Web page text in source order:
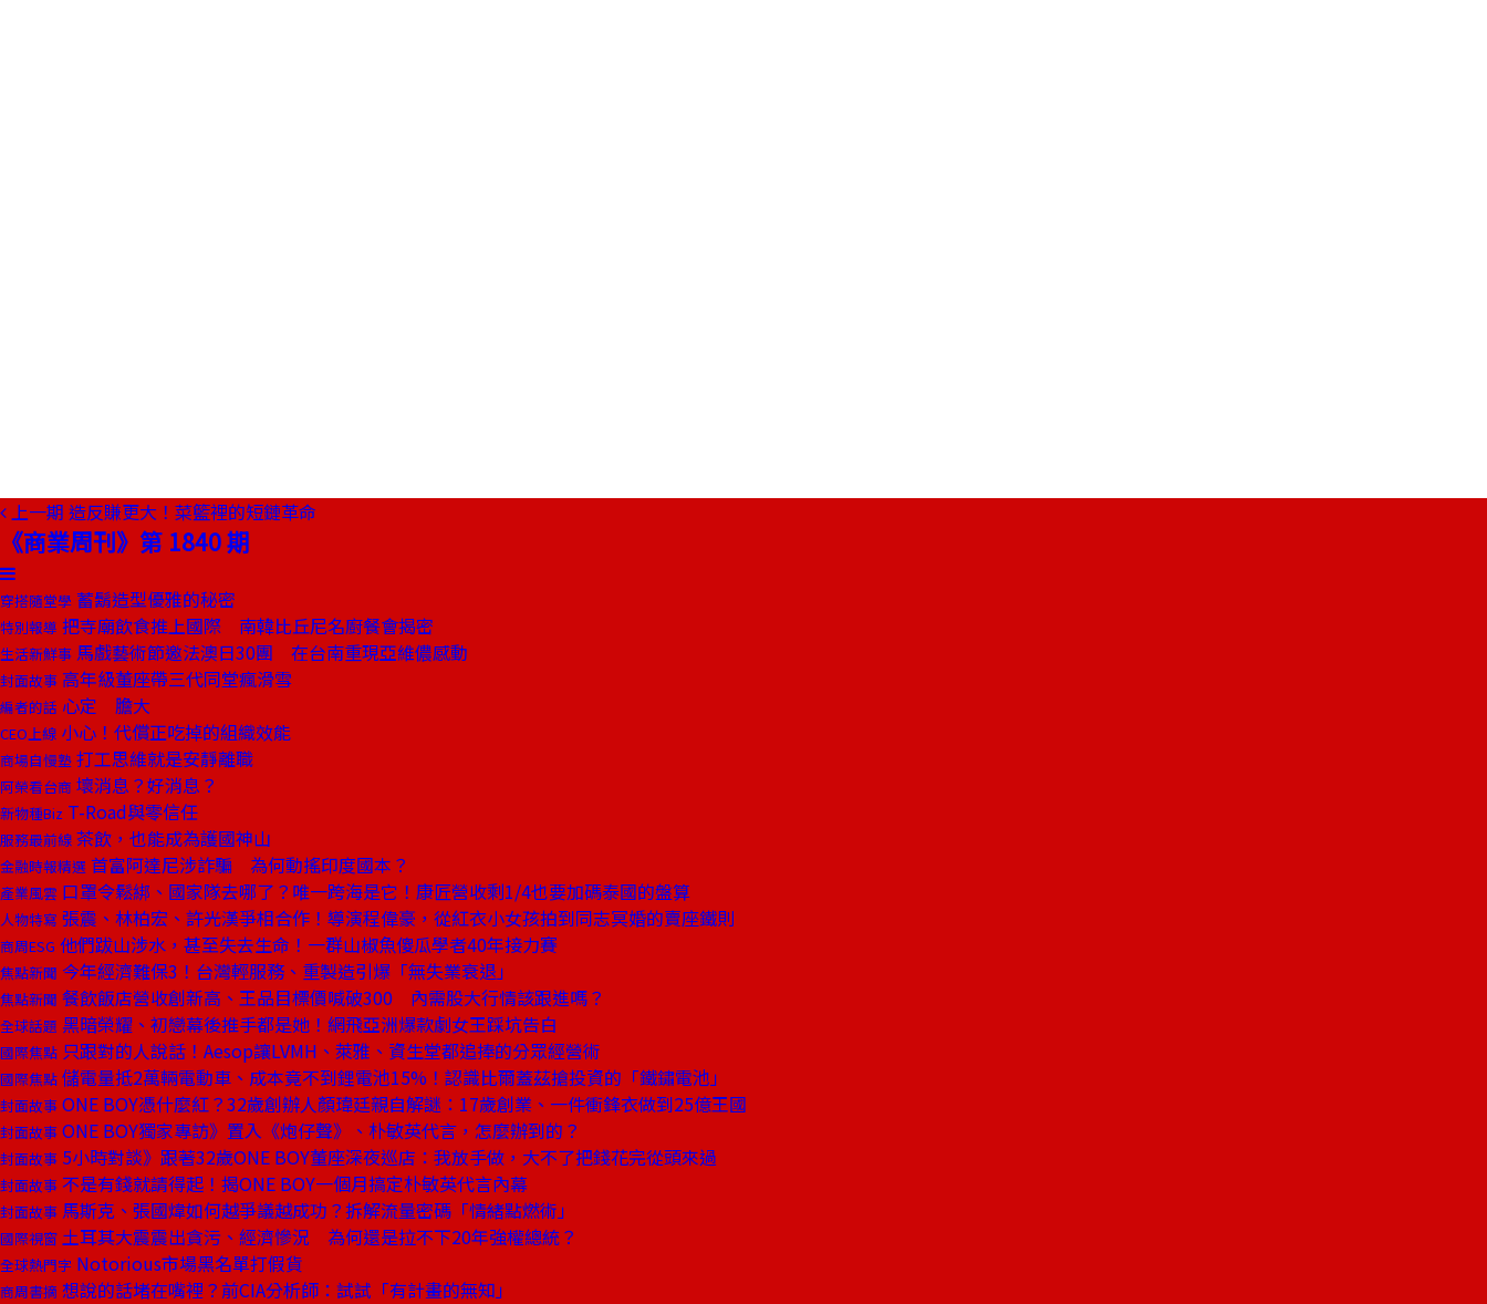
上一期 造反賺更大！菜籃裡的短鏈革命
《商業周刊》第 1840 期
穿搭隨堂學 蓄鬍造型優雅的秘密
特別報導 把寺廟飲食推上國際 南韓比丘尼名廚餐會揭密
生活新鮮事 馬戲藝術節邀法澳日30團 在台南重現亞維儂感動
封面故事 高年級董座帶三代同堂瘋滑雪
編者的話 心定 膽大
CEO上線 小心！代償正吃掉的組織效能
商場自慢塾 打工思維就是安靜離職
阿榮看台商 壞消息？好消息？
新物種Biz T-Road與零信任
服務最前線 茶飲，也能成為護國神山
金融時報精選 首富阿達尼涉詐騙 為何動搖印度國本？
產業風雲 口罩令鬆綁、國家隊去哪了？唯一跨海是它！康匠營收剩1/4也要加碼泰國的盤算
人物特寫 張震、林柏宏、許光漢爭相合作！導演程偉豪，從紅衣小女孩拍到同志冥婚的賣座鐵則
商周ESG 他們跋山涉水，甚至失去生命！一群山椒魚傻瓜學者40年接力賽
焦點新聞 今年經濟難保3！台灣輕服務、重製造引爆「無失業衰退」
焦點新聞 餐飲飯店營收創新高、王品目標價喊破300 內需股大行情該跟進嗎？
全球話題 黑暗榮耀、初戀幕後推手都是她！網飛亞洲爆款劇女王踩坑告白
國際焦點 只跟對的人說話！Aesop讓LVMH、萊雅、資生堂都追捧的分眾經營術
國際焦點 儲電量抵2萬輛電動車、成本竟不到鋰電池15%！認識比爾蓋茲搶投資的「鐵鏽電池」
封面故事 ONE BOY憑什麼紅？32歲創辦人顏瑋廷親自解謎：17歲創業、一件衝鋒衣做到25億王國
封面故事 ONE BOY獨家專訪》置入《炮仔聲》、朴敏英代言，怎麼辦到的？
封面故事 5小時對談》跟著32歲ONE BOY董座深夜巡店：我放手做，大不了把錢花完從頭來過
封面故事 不是有錢就請得起！揭ONE BOY一個月搞定朴敏英代言內幕
封面故事 馬斯克、張國煒如何越爭議越成功？拆解流量密碼「情緒點燃術」
國際視窗 土耳其大震震出貪污、經濟慘況 為何還是拉不下20年強權總統？
全球熱門字 Notorious市場黑名單打假貨
商周書摘 想說的話堵在嘴裡？前CIA分析師：試試「有計畫的無知」